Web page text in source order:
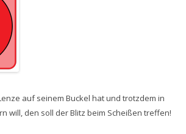
auf seinem Buckel hat und trotzdem in
will, den soll der Blitz beim Scheißen treffen!